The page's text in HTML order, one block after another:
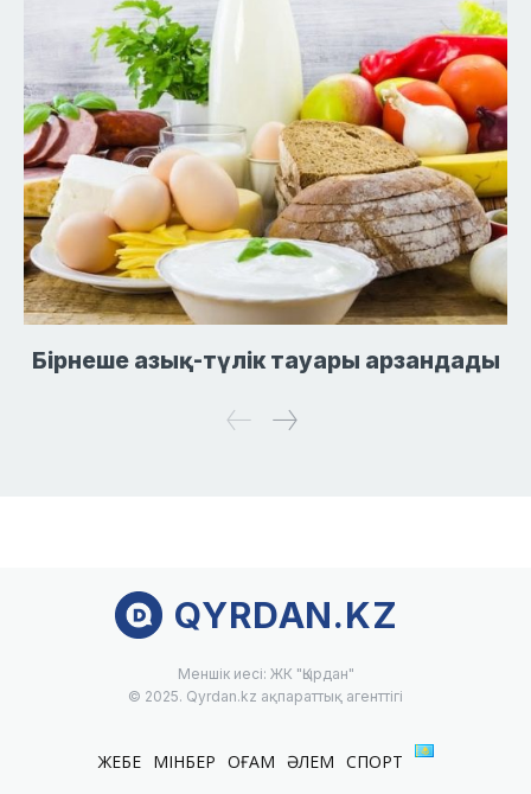
Бірнеше азық-түлік тауары арзандады
QYRDAN.KZ
Меншік иесі: ЖК "Қырдан"
© 2025. Qyrdan.kz ақпараттық агенттігі
ЖЕБЕ МІНБЕР ҚОҒАМ ӘЛЕМ СПОРТ